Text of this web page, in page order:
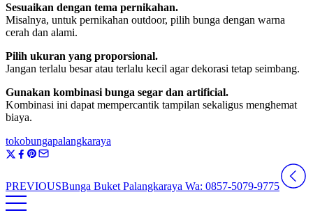
Sesuaikan dengan tema pernikahan.
Misalnya, untuk pernikahan outdoor, pilih bunga dengan warna
cerah dan alami.
Pilih ukuran yang proporsional.
Jangan terlalu besar atau terlalu kecil agar dekorasi tetap seimbang.
Gunakan kombinasi bunga segar dan artificial.
Kombinasi ini dapat mempercantik tampilan sekaligus menghemat
biaya.
tokobungapalangkaraya
PREVIOUSBunga Buket Palangkaraya Wa: 0857-5079-9775